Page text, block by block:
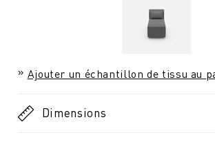
Ajouter un échantillon de tissu au
Dimensions